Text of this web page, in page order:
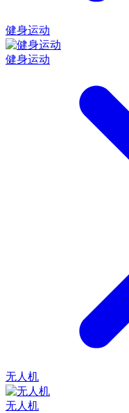
健身运动
健身运动
无人机
无人机